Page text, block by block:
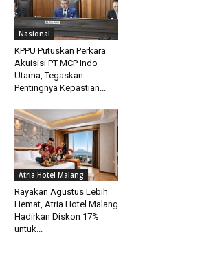
Nasional
KPPU Putuskan Perkara
Akuisisi PT MCP Indo
Utama, Tegaskan
Pentingnya Kepastian...
Atria Hotel Malang
Rayakan Agustus Lebih
Hemat, Atria Hotel Malang
Hadirkan Diskon 17%
untuk...